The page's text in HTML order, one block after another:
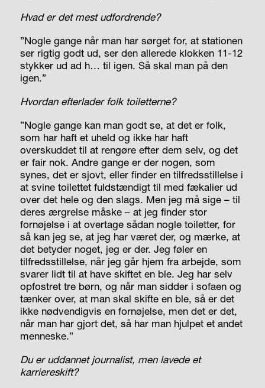
Hvad er det mest udfordrende?
”Nogle gange når man har sørget for, at stationen
ser rigtig godt ud, ser den allerede klokken 11-12
stykker ud ad h… til igen. Så skal man på den
igen.”
Hvordan efterlader folk toiletterne?
”Nogle gange kan man godt se, at det er folk,
som har haft et uheld og ikke har haft
overskuddet til at rengøre efter dem selv, og det
er fair nok. Andre gange er der nogen, som
synes, det er sjovt, eller finder en tilfredsstillelse i
at svine toilettet fuldstændigt til med fækalier ud
over det hele og den slags. Men jeg må sige – til
deres ærgrelse måske – at jeg finder stor
fornøjelse i at overtage sådan nogle toiletter, for
så kan jeg se, at jeg har været der, og mærke, at
det betyder noget, jeg er der. Jeg føler en
tilfredsstillelse, når jeg går hjem fra arbejde, som
svarer lidt til at have skiftet en ble. Jeg har selv
opfostret tre børn, og når man sidder i sofaen og
tænker over, at man skal skifte en ble, så er det
ikke nødvendigvis en fornøjelse, men det er det,
når man har gjort det, så har man hjulpet et andet
menneske.”
Du er uddannet journalist, men lavede et
karriereskift?